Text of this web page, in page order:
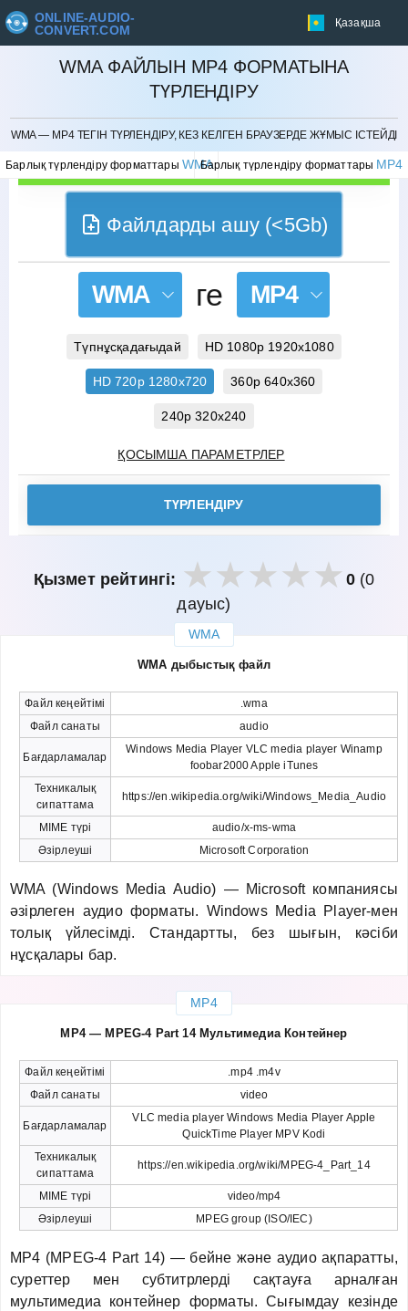
ONLINE-AUDIO-
CONVERT.COM
Қазақша
WMA ФАЙЛЫН MP4 ФОРМАТЫНА
ТҮРЛЕНДІРУ
WMA — MP4 ТЕГІН ТҮРЛЕНДІРУ, КЕЗ КЕЛГЕН БРАУЗЕРДЕ ЖҰМЫС ІСТЕЙДІ
Барлық түрлендіру форматтары WMAБарлық түрлендіру форматтары MP4
БОЛДЫРМАУ
Файлдарды ашу (<5Gb)
WMA ге MP4
Түпнұсқадағыдай HD 1080p 1920x1080
HD 720p 1280x720 360p 640x360
240p 320x240
ҚОСЫМША ПАРАМЕТРЛЕР
ТҮРЛЕНДІРУ
Қызмет рейтингі: 0(0
дауыс)
WMA
WMA дыбыстық файл
Файл кеңейтімі
.wma
Файл санаты
audio
Бағдарламалар
Windows Media Player VLC media player Winamp
foobar2000 Apple iTunes
Техникалық
сипаттама
https://en.wikipedia.org/wiki/Windows_Media_Audio
MIME түрі
audio/x-ms-wma
Әзірлеуші
Microsoft Corporation
WMA (Windows Media Audio) — Microsoft компаниясы
әзірлеген аудио форматы. Windows Media Player-мен
толық үйлесімді. Стандартты, без шығын, кәсіби
нұсқалары бар.
MP4
MP4 — MPEG-4 Part 14 Мультимедиа Контейнер
Файл кеңейтімі
.mp4 .m4v
Файл санаты
video
Бағдарламалар
VLC media player Windows Media Player Apple
QuickTime Player MPV Kodi
Техникалық
сипаттама
https://en.wikipedia.org/wiki/MPEG-4_Part_14
MIME түрі
video/mp4
Әзірлеуші
MPEG group (ISO/IEC)
MP4 (MPEG-4 Part 14) — бейне және аудио ақпаратты,
суреттер мен субтитрлерді сақтауға арналған
мультимедиа контейнер форматы. Сығымдау кезінде